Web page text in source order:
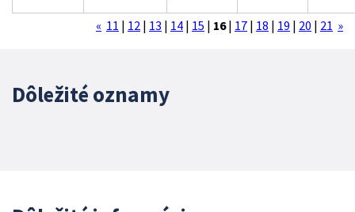
« 11 | 12 | 13 | 14 | 15 | 16| 17 | 18 | 19 | 20 | 21 »
Dôležité oznamy